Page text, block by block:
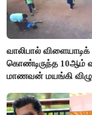
வாலிபால் விளையாடிக்
கொண்டிருந்த 10ஆம்
மாணவன் மயங்கி